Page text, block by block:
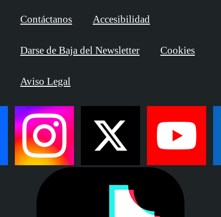
Contáctanos Accesibilidad
Darse de Baja del Newsletter Cookies
Aviso Legal